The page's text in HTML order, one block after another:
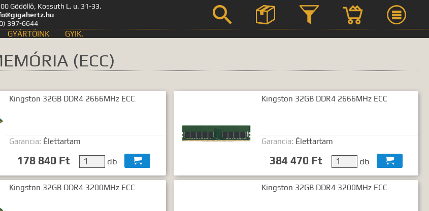
Gödöllő, Kossuth L. u. 31-33.
397-6644
GYÁRTÓINK
GYIK.
Hírek, akciók
Szerviz
egy, minimum 3 betűs szót, vagy valamilyen speciális kifejezést.
Speciális kifejezések:
Kezdő rész szó:
(ECC)
Kingston 32GB DDR4 2666MHz ECC
Garancia: Élettartam
178 840 Ft db 
Kingston 32GB DDR4 2666MHz ECC
Garancia: Élettartam
384 470 Ft db 
Kingston 32GB DDR4 3200MHz ECC Kingston 32GB DDR4 3200MHz ECC